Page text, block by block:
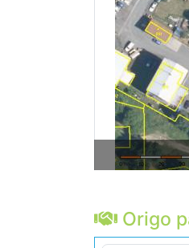
Origo